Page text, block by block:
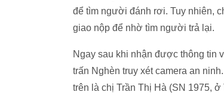
để tìm người đánh rơi. Tuy nhiên,
giao nộp để nhờ tìm người trả lại.
Ngay sau khi nhận được thông tin
trấn Nghèn truy xét camera an
trên là chị Trần Thị Hà (SN 1975, ở